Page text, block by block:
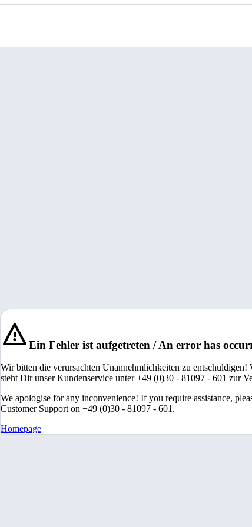
Ein Fehler ist aufgetreten / An error has
Wir bitten die verursachten Unannehmlichkeiten zu
steht Dir unser Kundenservice unter +49 (0)30 - 81097 - 601 zur
We apologise for any inconvenience! If you require assistance,
Customer Support on +49 (0)30 - 81097 - 601.
Homepage